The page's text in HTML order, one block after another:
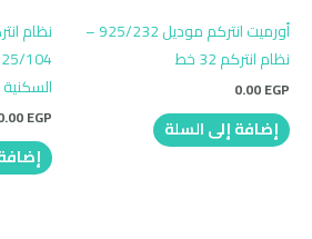
أورميت انتركم موديل 925/232 –
نظام انتركم 32 خط
0.00EGP
إضافة إلى السلة
السكنية
EGP